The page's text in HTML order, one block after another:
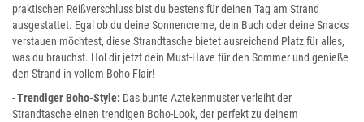
praktischen Reißverschluss bist du bestens für deinen Tag am Strand
ausgestattet. Egal ob du deine Sonnencreme, dein Buch oder deine Snacks
verstauen möchtest, diese Strandtasche bietet ausreichend Platz für alles,
was du brauchst. Hol dir jetzt dein Must-Have für den Sommer und genieße
den Strand in vollem Boho-Flair!
-Trendiger Boho-Style: Das bunte Aztekenmuster verleiht der
Strandtasche einen trendigen Boho-Look, der perfekt zu deinem